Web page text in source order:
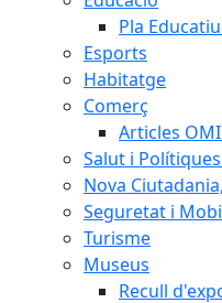
Pla
Esports
Habitatge
Comerç
Articles
Salut i
Nova
Seguretat i
Turisme
Museus
Recull